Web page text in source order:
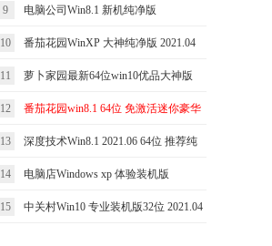
版 2021.06
9 电脑公司Win8.1 新机纯净版
2021.06(64位)
10 番茄花园WinXP 大神纯净版 2021.04
11 萝卜家园最新64位win10优品大神版
v2021.10
12 番茄花园win8.1 64位 免激活迷你豪华
版v2021.12
13 深度技术Win8.1 2021.06 64位 推荐纯
净版
14 电脑店Windows xp 体验装机版
2021.06
15 中关村Win10 专业装机版32位 2021.04